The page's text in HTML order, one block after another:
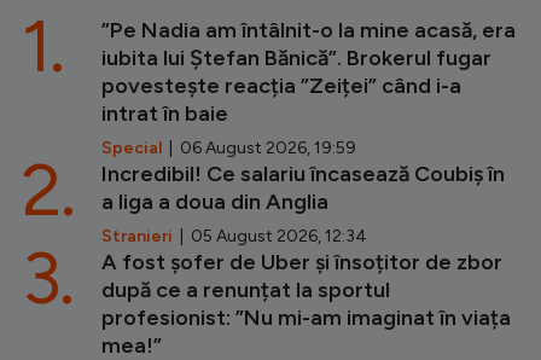
”Pe Nadia am întâlnit-o la mine acasă, era
iubita lui Ștefan Bănică”. Brokerul fugar
povestește reacția ”Zeiței” când i-a
intrat în baie
Special | 06 August 2026, 19:59
1.
Incredibil! Ce salariu încasează Coubiș în
a liga a doua din Anglia
Stranieri | 05 August 2026, 12:34
2.
A fost șofer de Uber și însoțitor de zbor
după ce a renunțat la sportul
profesionist: ”Nu mi-am imaginat în viața
mea!”
3.